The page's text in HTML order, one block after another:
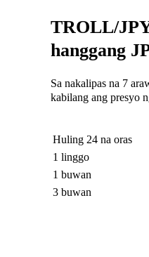
TROLL/
hanggang
Sa nakalipas na 7
kabilang ang presyo
Huling 24 na oras
1 linggo
1 buwan
3 buwan